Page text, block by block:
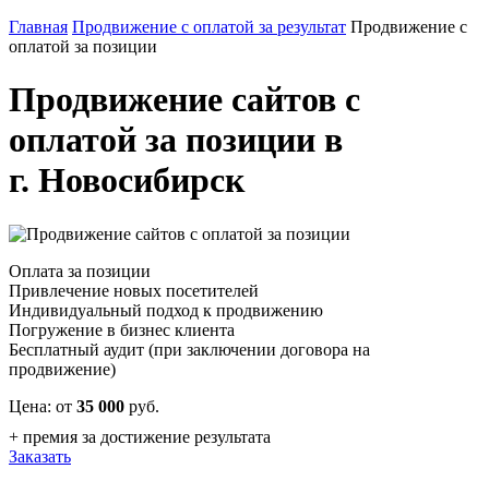
Главная Продвижение с оплатой за результат Продвижение с
оплатой за позиции
Продвижение сайтов с
оплатой за позиции в
г. Новосибирск
Оплата за позиции
Привлечение новых посетителей
Индивидуальный подход к продвижению
Погружение в бизнес клиента
Бесплатный аудит (при заключении договора на
продвижение)
Цена: от 35 000 руб.
+ премия за достижение результата
Заказать